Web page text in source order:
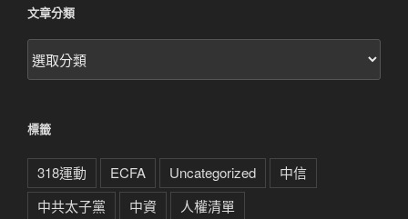
文章分類
文
章
標籤
318運動 ECFA Uncategorized
中信
中共太子黨
中資
人權清單